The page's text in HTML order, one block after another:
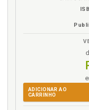
Lei 14.026/
Saneamento
Lista de
Lista de quadros,
Marco legal.
do novo marco
Mínimo
ADICIONAR AO
CARRINHO